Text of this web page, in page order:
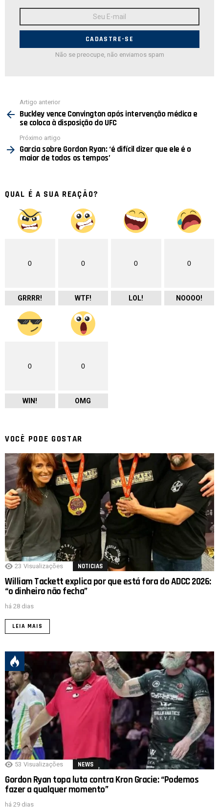
E-
Não se preocupe, não enviamos spam
mais
Artigo anterior
Buckley vence Convington após intervenção médica e
se coloca à disposição do UFC
Próximo artigo
Garcia sobre Gordon Ryan: ‘é difícil dizer que ele é o
maior de todos os tempos’
QUAL É A SUA REAÇÃO?
0
GRRRR!
0
WTF!
0
LOL!
0
NOOOO!
0
WIN!
0
OMG
VOCÊ PODE GOSTAR
23 Visualizações NOTICIAS
William Tackett explica por que está fora do ADCC 2026:
“o dinheiro não fecha”
há 28 dias
LEIA MAIS
53 Visualizações NEWS
Gordon Ryan topa luta contra Kron Gracie: “Podemos
fazer a qualquer momento”
há 29 dias